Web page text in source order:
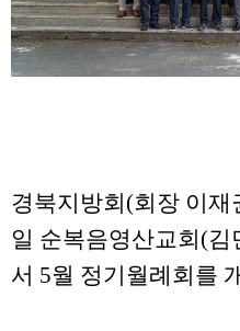
경북지방회(회장 이재
일 순복음영산교회(김
서 5월 정기월례회를